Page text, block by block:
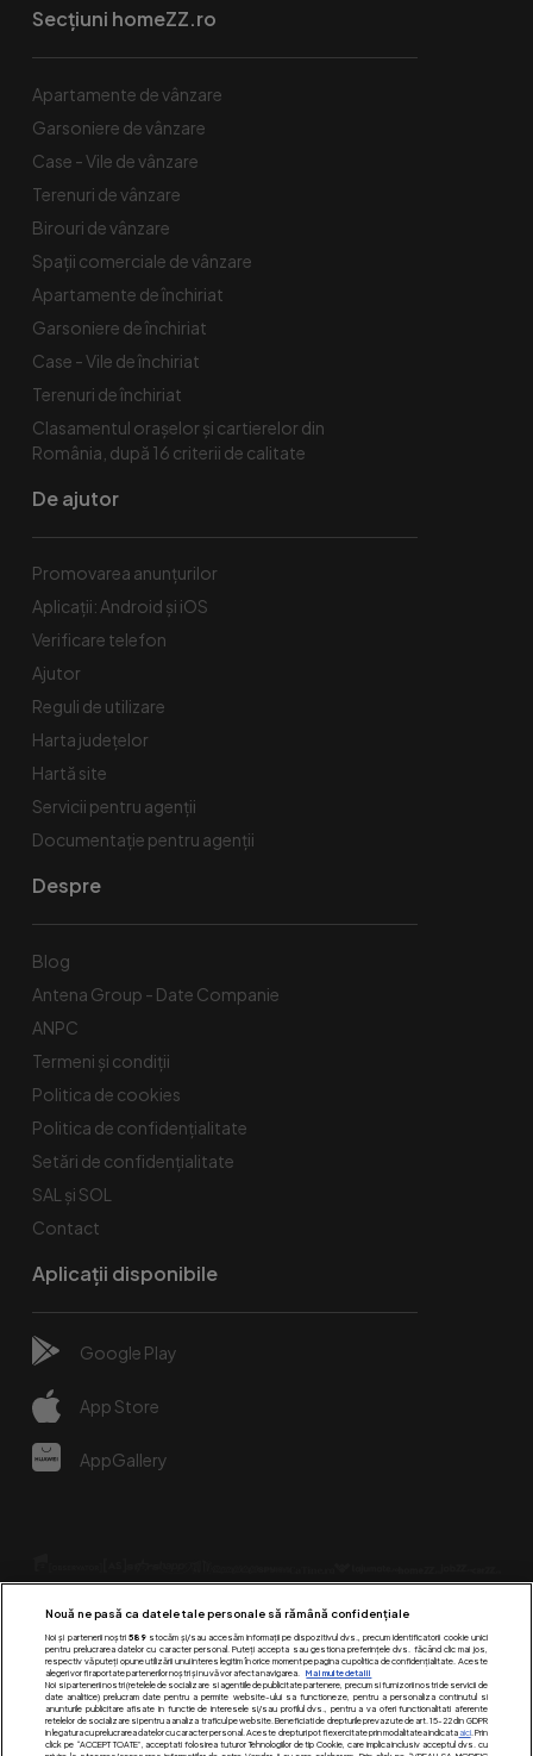
Secțiuni homeZZ.ro
Apartamente de vânzare
Garsoniere de vânzare
Case - Vile de vânzare
Terenuri de vânzare
Birouri de vânzare
Spaţii comerciale de vânzare
Apartamente de închiriat
Garsoniere de închiriat
Case - Vile de închiriat
Terenuri de închiriat
Clasamentul orașelor și cartierelor din
România, după 16 criterii de calitate
De ajutor
Promovarea anunțurilor
Aplicații: Android și iOS
Verificare telefon
Ajutor
Reguli de utilizare
Harta județelor
Hartă site
Servicii pentru agenții
Documentație pentru agenții
Despre
Blog
Antena Group - Date Companie
ANPC
Termeni și condiții
Politica de cookies
Politica de confidențialitate
Setări de confidențialitate
SAL și SOL
Contact
Aplicații disponibile
Google Play
App Store
AppGallery
Urmărește-ne pe:
Nouă ne pasă ca datele tale personale să rămână confidențiale
Noi și partenerii noștri 589stocăm și/sau accesăm informații pe dispozitivul dvs., precum identificatorii cookie unici
pentru prelucrarea datelor cu caracter personal. Puteți accepta sau gestiona preferințele dvs. făcând clic mai jos,
respectiv vă puteți opune utilizării unui interes legitim în orice moment pe pagina cu politica de confidențialitate. Aceste
alegeri vor fi raportate partenerilor noștri și nu vă vor afecta navigarea.
Mai multe detalii
Noi si partenerii nostri (retelele de socializare si agentiile de publicitate partenere, precum si furnizorii nostri de servicii de
date analitice) prelucram date pentru a permite website-ului sa functioneze, pentru a personaliza continutul si
anunturile publicitare afisate in functie de interesele si/sau profilul dvs., pentru a va oferi functionalitati aferente
retelelor de socializare si pentru a analiza traficul pe website. Beneficiati de drepturile prevazute de art. 15-22 din GDPR
in legatura cu prelucrarea datelor cu caracter personal. Aceste drepturi pot fi exercitate prin modalitatea indicataaici. Prin
click pe “ACCEPT TOATE”, acceptati folosirea tuturor Tehnologiilor de tip Cookie, care implica inclusiv acceptul dvs. cu